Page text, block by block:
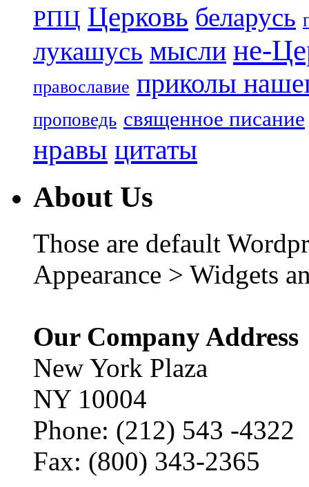
РПЦ Церковь беларусь
лукашусь мысли не-
православие приколы
проповедь священное писание
нравы цитаты
About Us
Those are default
Appearance > Widgets
Our Company Address
New York Plaza
NY 10004
Phone: (212) 543 -4322
Fax: (800) 343-2365